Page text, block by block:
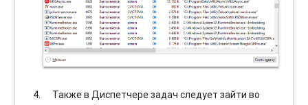
Также в Диспетчере задач следует зайти во